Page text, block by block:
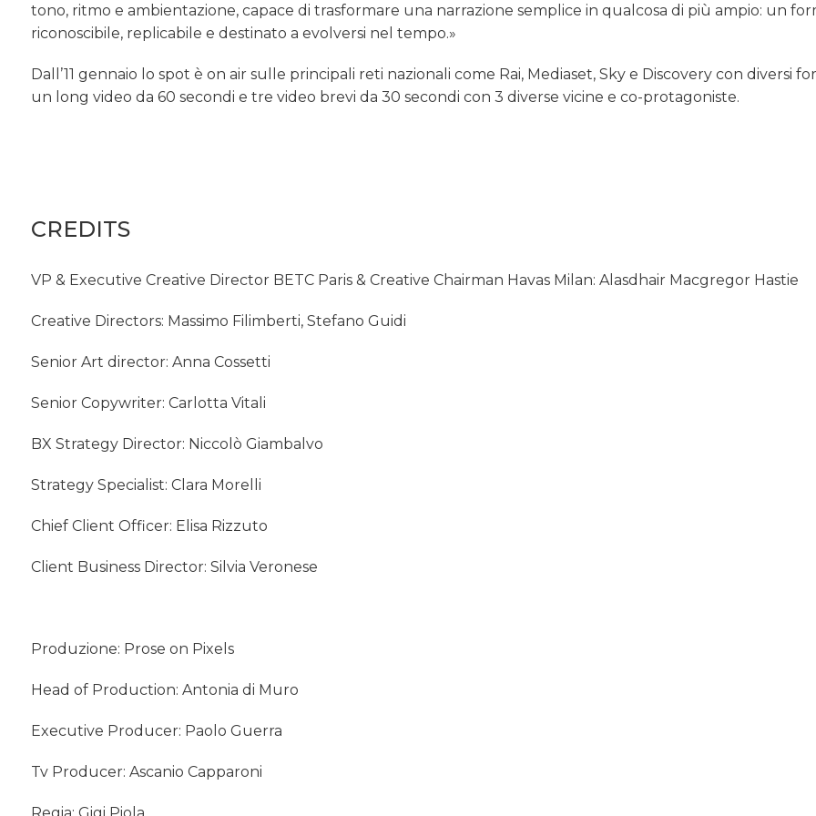
tono, ritmo e ambientazione, capace di trasformare una narrazione semplice in qualcosa di più ampio: un
riconoscibile, replicabile e destinato a evolversi nel tempo.»
Dall’11 gennaio lo spot è on air sulle principali reti nazionali come Rai, Mediaset, Sky e Discovery con diversi
un long video da 60 secondi e tre video brevi da 30 secondi con 3 diverse vicine e co-protagoniste.
CREDITS
VP & Executive Creative Director BETC Paris & Creative Chairman Havas Milan: Alasdhair Macgregor Hastie
Creative Directors: Massimo Filimberti, Stefano Guidi
Senior Art director: Anna Cossetti
Senior Copywriter: Carlotta Vitali
BX Strategy Director: Niccolò Giambalvo
Strategy Specialist: Clara Morelli
Chief Client Officer: Elisa Rizzuto
Client Business Director: Silvia Veronese
Produzione: Prose on Pixels
Head of Production: Antonia di Muro
Executive Producer: Paolo Guerra
Tv Producer: Ascanio Capparoni
Regia: Gigi Piola